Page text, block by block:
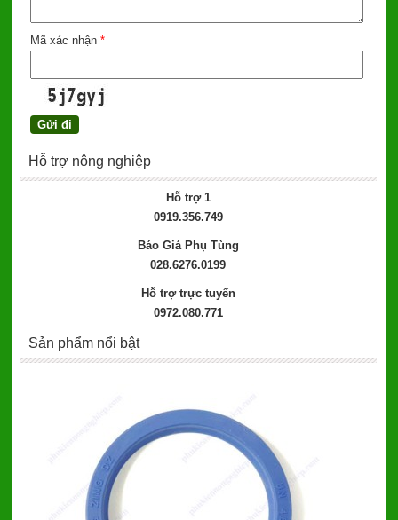
Mã xác nhận *
Hỗ trợ nông nghiệp
Hỗ trợ 1
0919.356.749
Báo Giá Phụ Tùng
028.6276.0199
Hỗ trợ trực tuyến
0972.080.771
Sản phẩm nổi bật